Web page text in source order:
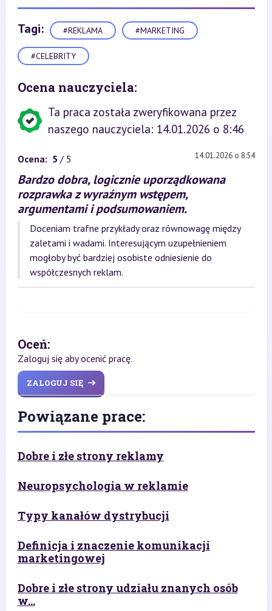
Tagi: #REKLAMA #MARKETING
#CELEBRITY
Ocena nauczyciela:
Ta praca została zweryfikowana przez
naszego nauczyciela: 14.01.2026 o 8:46
Ocena: 5 / 5 14.01.2026 o 8:54
Bardzo dobra, logicznie uporządkowana
rozprawka z wyraźnym wstępem,
argumentami i podsumowaniem.
Doceniam trafne przykłady oraz równowagę między
zaletami i wadami. Interesującym uzupełnieniem
mogłoby być bardziej osobiste odniesienie do
współczesnych reklam.
Oceń:
Zaloguj się aby ocenić pracę.
ZALOGUJ SIĘ
Powiązane prace:
Dobre i złe strony reklamy
Neuropsychologia w reklamie
Typy kanałów dystrybucji
Definicja i znaczenie komunikacji
marketingowej
Dobre i złe strony udziału znanych osób
w...